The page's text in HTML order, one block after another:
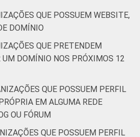
o Desenvolvimento da
Informação (Cetic.br),
Comunicação nas organizações
brasileiras - TIC
Sem Fins Lucrativos 2016
QUE POSSUEM WEBSITE,
DOMÍNIO
QUE PRETENDEM
UM DOMÍNIO NOS PRÓXIMOS 12
QUE POSSUEM PERFIL
EM ALGUMA REDE
OU FÓRUM
QUE POSSUEM PERFIL